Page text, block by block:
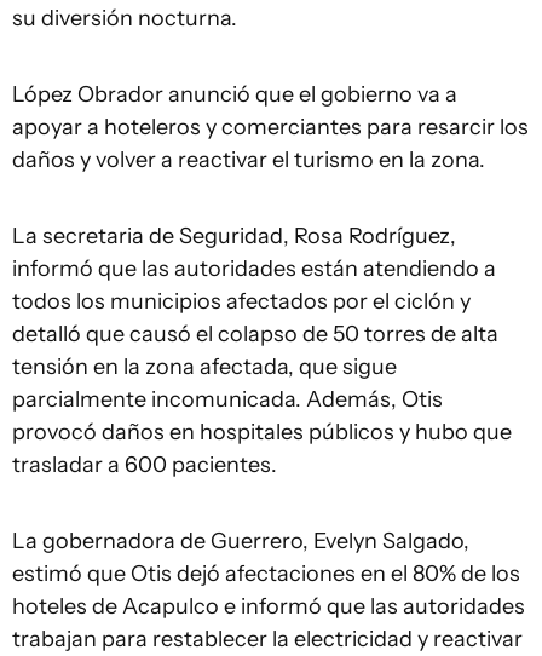
su diversión nocturna.
López Obrador anunció que el gobierno va a
apoyar a hoteleros y comerciantes para resarcir los
daños y volver a reactivar el turismo en la zona.
La secretaria de Seguridad, Rosa Rodríguez,
informó que las autoridades están atendiendo a
todos los municipios afectados por el ciclón y
detalló que causó el colapso de 50 torres de alta
tensión en la zona afectada, que sigue
parcialmente incomunicada. Además, Otis
provocó daños en hospitales públicos y hubo que
trasladar a 600 pacientes.
La gobernadora de Guerrero, Evelyn Salgado,
estimó que Otis dejó afectaciones en el 80% de los
hoteles de Acapulco e informó que las autoridades
trabajan para restablecer la electricidad y reactivar